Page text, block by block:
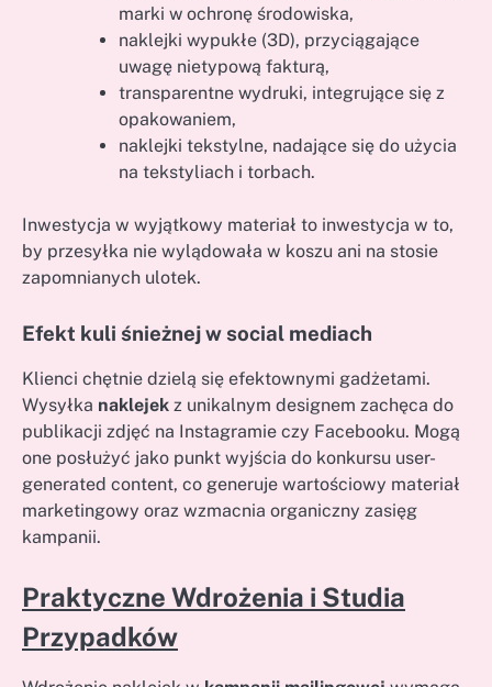
marki w ochronę środowiska,
naklejki wypukłe (3D), przyciągające
uwagę nietypową fakturą,
transparentne wydruki, integrujące się z
opakowaniem,
naklejki tekstylne, nadające się do użycia
na tekstyliach i torbach.
Inwestycja w wyjątkowy materiał to inwestycja w to,
by przesyłka nie wylądowała w koszu ani na stosie
zapomnianych ulotek.
Efekt kuli śnieżnej w social mediach
Klienci chętnie dzielą się efektownymi gadżetami.
Wysyłka naklejek z unikalnym designem zachęca do
publikacji zdjęć na Instagramie czy Facebooku. Mogą
one posłużyć jako punkt wyjścia do konkursu user-
generated content, co generuje wartościowy materiał
marketingowy oraz wzmacnia organiczny zasięg
kampanii.
Praktyczne Wdrożenia i Studia
Przypadków